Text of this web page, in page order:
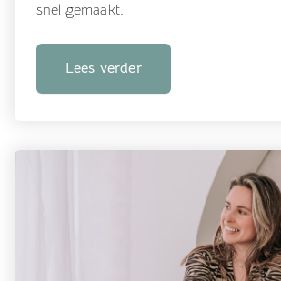
snel gemaakt.
Lees verder